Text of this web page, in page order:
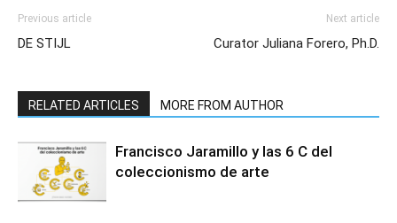
Previous article
DE STIJL
Next article
Curator Juliana Forero, Ph.D.
RELATED ARTICLES MORE FROM AUTHOR
Francisco Jaramillo y las 6 C del
coleccionismo de arte